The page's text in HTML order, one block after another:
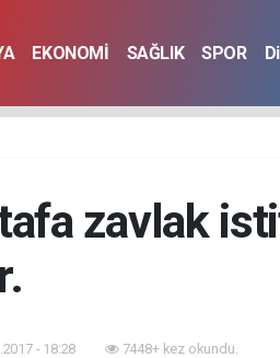
EKONOMİ SAĞLIK SPOR
zavlak
- 18:28 7448+ kez okundu.